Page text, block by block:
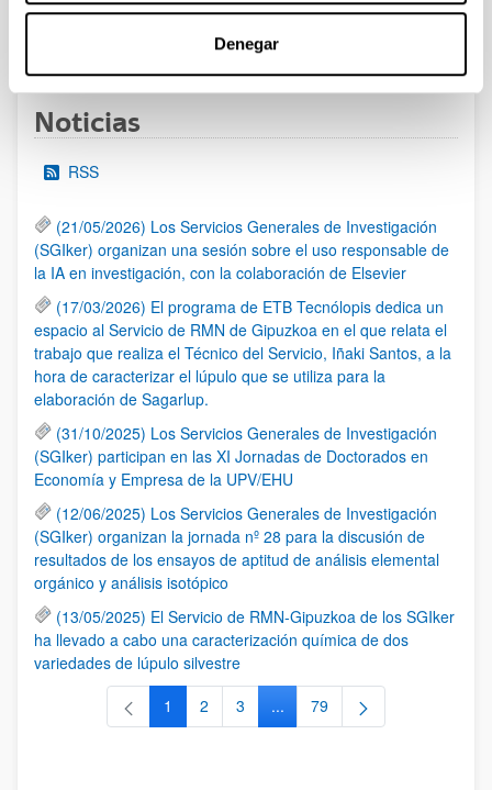
Denegar
Páginas intermedias Use TAB para desplazarse.
PáginaPágina
13 14
Noticias
RSS
(21/05/2026) Los Servicios Generales de Investigación
(SGIker) organizan una sesión sobre el uso responsable de
la IA en investigación, con la colaboración de Elsevier
(17/03/2026) El programa de ETB Tecnólopis dedica un
espacio al Servicio de RMN de Gipuzkoa en el que relata el
trabajo que realiza el Técnico del Servicio, Iñaki Santos, a la
hora de caracterizar el lúpulo que se utiliza para la
elaboración de Sagarlup.
(31/10/2025) Los Servicios Generales de Investigación
(SGIker) participan en las XI Jornadas de Doctorados en
Economía y Empresa de la UPV/EHU
(12/06/2025) Los Servicios Generales de Investigación
(SGIker) organizan la jornada nº 28 para la discusión de
resultados de los ensayos de aptitud de análisis elemental
orgánico y análisis isotópico
(13/05/2025) El Servicio de RMN-Gipuzkoa de los SGIker
ha llevado a cabo una caracterización química de dos
variedades de lúpulo silvestre
Página
1 Página
2 Página
3 ...Páginas intermedias Use TAB
Página
79